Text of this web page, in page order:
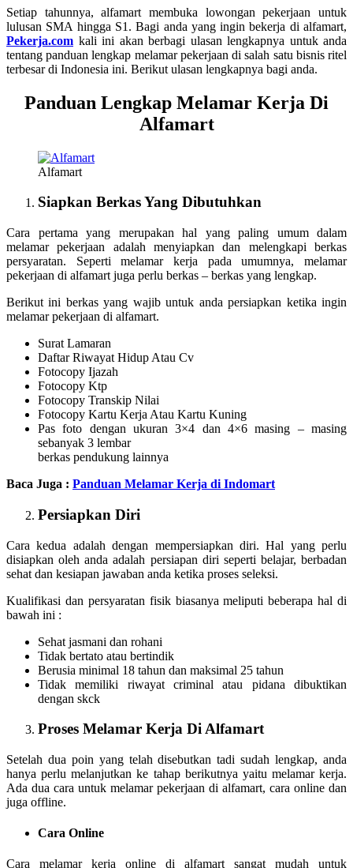
Setiap tahunnya, alfamart membuka lowongan pekerjaan untuk
lulusan SMA hingga S1. Bagi anda yang ingin bekerja di alfamart,
Pekerja.com kali ini akan berbagi ulasan lengkapnya untuk anda
tentang panduan lengkap melamar pekerjaan di salah satu bisnis ritel
terbesar di Indonesia ini. Berikut ulasan lengkapnya bagi anda.
Panduan Lengkap Melamar Kerja Di
Alfamart
Alfamart
Siapkan Berkas Yang Dibutuhkan
Cara pertama yang merupakan hal yang paling umum dalam
melamar pekerjaan adalah menyiapkan dan melengkapi berkas
persyaratan. Seperti melamar kerja pada umumnya, melamar
pekerjaan di alfamart juga perlu berkas – berkas yang lengkap.
Berikut ini berkas yang wajib untuk anda persiapkan ketika ingin
melamar pekerjaan di alfamart.
Surat Lamaran
Daftar Riwayat Hidup Atau Cv
Fotocopy Ijazah
Fotocopy Ktp
Fotocopy Transkip Nilai
Fotocopy Kartu Kerja Atau Kartu Kuning
Pas foto dengan ukuran 3×4 dan 4×6 masing – masing
sebanyak 3 lembar
berkas pendukung lainnya
Baca Juga : Panduan Melamar Kerja di Indomart
Persiapkan Diri
Cara kedua adalah dengan mempersiapkan diri. Hal yang perlu
disiapkan oleh anda adalah persiapan diri seperti belajar, berbadan
sehat dan kesiapan jawaban anda ketika proses seleksi.
Kualifikasi dan persyaratan fisik biasanya meliputi beberapa hal di
bawah ini :
Sehat jasmani dan rohani
Tidak bertato atau bertindik
Berusia minimal 18 tahun dan maksimal 25 tahun
Tidak memiliki riwayat criminal atau pidana dibuktikan
dengan skck
Proses Melamar Kerja Di Alfamart
Setelah dua poin yang telah disebutkan tadi sudah lengkap, anda
hanya perlu melanjutkan ke tahap berikutnya yaitu melamar kerja.
Ada dua cara untuk melamar pekerjaan di alfamart, cara online dan
juga offline.
Cara Online
Cara melamar kerja online di alfamart sangat mudah untuk